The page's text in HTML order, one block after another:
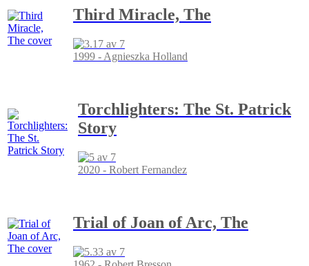
Third Miracle, The
1999 - Agnieszka Holland
Torchlighters: The St. Patrick
Story
2020 - Robert Fernandez
Trial of Joan of Arc, The